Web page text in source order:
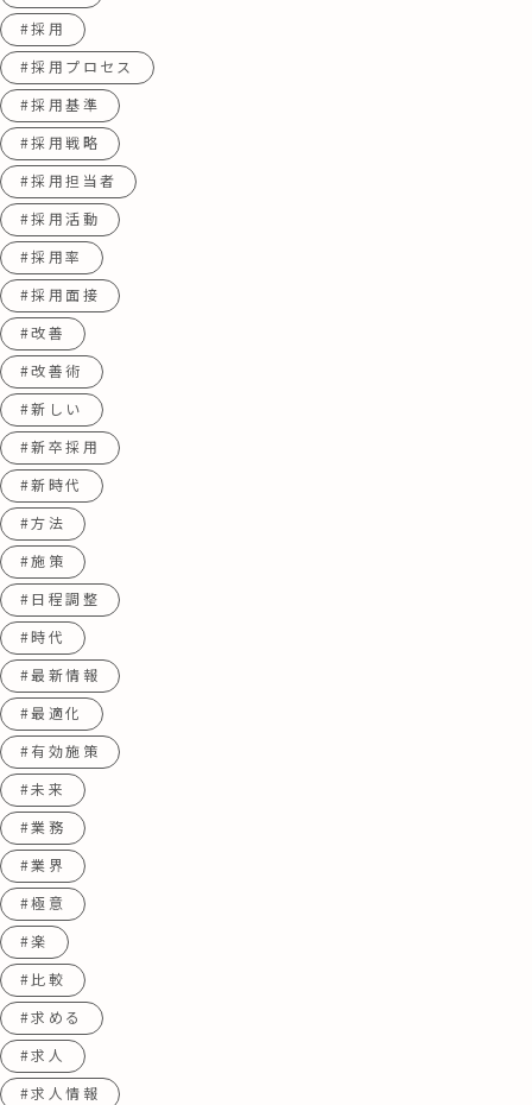
#採用
#採用プロセス
#採用基準
#採用戦略
#採用担当者
#採用活動
#採用率
#採用面接
#改善
#改善術
#新しい
#新卒採用
#新時代
#方法
#施策
#日程調整
#時代
#最新情報
#最適化
#有効施策
#未来
#業務
#業界
#極意
#楽
#比較
#求める
#求人
#求人情報